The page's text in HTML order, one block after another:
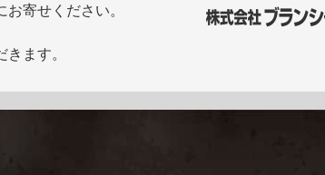
寄せください。
ます。